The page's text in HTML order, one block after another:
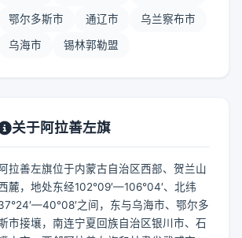
鄂尔多斯市 通辽市 乌兰察布市
乌海市 锡林郭勒盟
关于阿拉善左旗
阿拉善左旗位于内蒙古自治区西部、贺兰山
麓，地处东经102°09′—106°04′、北纬
之间，东与乌海市、鄂尔多
市接壤，南连宁夏回族自治区银川市、石